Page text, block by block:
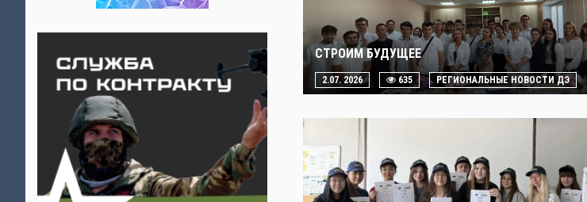
СТРОИМ БУДУЩЕЕ
2.07. 2026 635 РЕГИОНАЛЬНЫЕ НОВОСТИ ДЭ